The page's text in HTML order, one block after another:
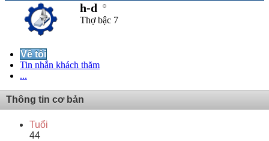
h-d
Thợ bậc 7
Về tôi
Tin nhắn khách thăm
...
Thông tin cơ bản
Tuổi
44